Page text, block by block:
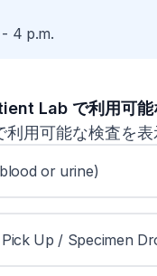
- 4 p.m.
Lab で利用可能
利用可能な検査を表
or urine)
Up / Specimen